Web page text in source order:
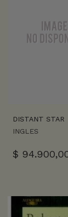
DISTANT STAR
INGLES
$